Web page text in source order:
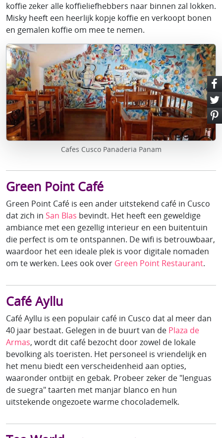
koffie zeker alle koffieliefhebbers naar binnen zal lokken.
Misky heeft een heerlijk kopje koffie en verkoopt bonen
en gemalen koffie om mee te nemen.
Cafes Cusco Panaderia Panam
Green Point Café
Green Point Café is een ander uitstekend café in Cusco
dat zich in San Blas bevindt. Het heeft een geweldige
ambiance met een gezellig interieur en een buitentuin
die perfect is om te ontspannen. De wifi is betrouwbaar,
waardoor het een ideale plek is voor digitale nomaden
om te werken. Lees ook over Green Point Restaurant.
Café Ayllu
Café Ayllu is een populair café in Cusco dat al meer dan
40 jaar bestaat. Gelegen in de buurt van de Plaza de
Armas, wordt dit café bezocht door zowel de lokale
bevolking als toeristen. Het personeel is vriendelijk en
het menu biedt een verscheidenheid aan opties,
waaronder ontbijt en gebak. Probeer zeker de "lenguas
de suegra" taarten met manjar blanco en hun
uitstekende ongezoete warme chocolademelk.